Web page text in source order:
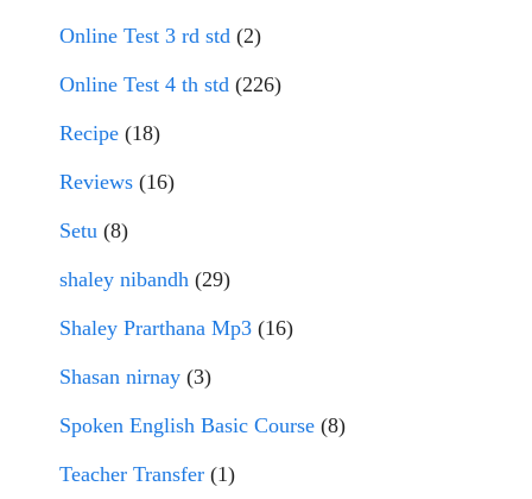
Online Test 3 rd std (2)
Online Test 4 th std (226)
Recipe (18)
Reviews (16)
Setu (8)
shaley nibandh (29)
Shaley Prarthana Mp3 (16)
Shasan nirnay (3)
Spoken English Basic Course (8)
Teacher Transfer (1)